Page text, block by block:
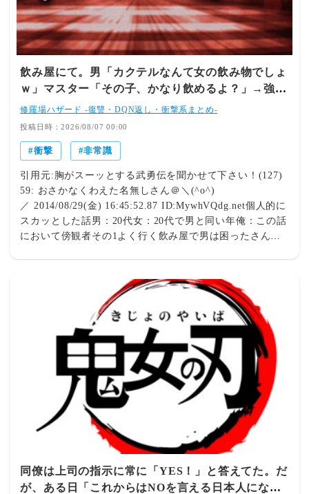
飲み屋にて。男「カクテルなんて女の飲み物でしょ
ｗ」マスター「その子、かなり飲めるよ？」→強気
だった男の態度が一変して…
修羅場ハザード -復讐・DQN返し・衝撃系まとめ-
投稿日時：2026/08/07 00:00
衝撃 非常識
引用元:胸がスーッとする武勇伝を聞かせて下さい！(127)
59: おさかなくわえた名無しさん＠＼(^o^)
／ 2014/08/29(金) 16:45:52.87 ID:MywhVQdg.net個人的に
スカッとした話男：20代女：20代で男と同い年俺：この話
において傍観者その1よく行く飲み屋で男は困ったさんポ
同僚は上司の指示に常に「YES！」と答えてた。だ
が、ある日「これからはNOを言える日本人になり